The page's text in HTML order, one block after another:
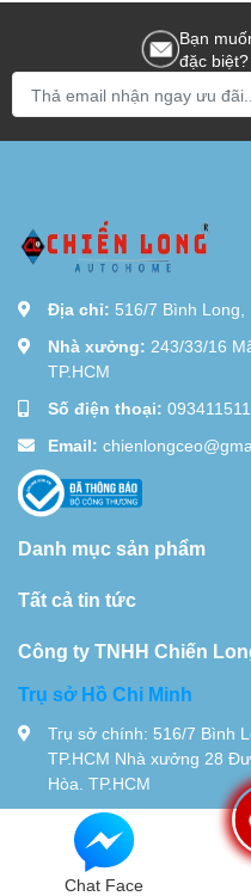
Bạn
đặc
Địa chỉ: 516/7 Bình Long,
Nhà xưởng: 243/33/16
TP.HCM
Số điện thoại:
Email:
Danh mục sản phẩm
Tất cả tin tức
Công ty TNHH Chiến
Trụ sở Hồ Chi Minh
Trụ sở chính: 516/7 Bình
TP.HCM Nhà xưởng 28
Hòa. TP.HCM
Tel:0934115119
© Bản quyền thuộc về
Chat Face